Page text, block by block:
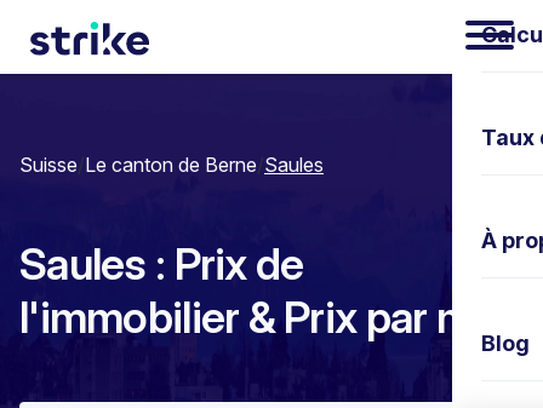
À
Blog
Suisse/Le canton de Berne/Saules
Saules : Prix de
l'immobilier & Prix par m²